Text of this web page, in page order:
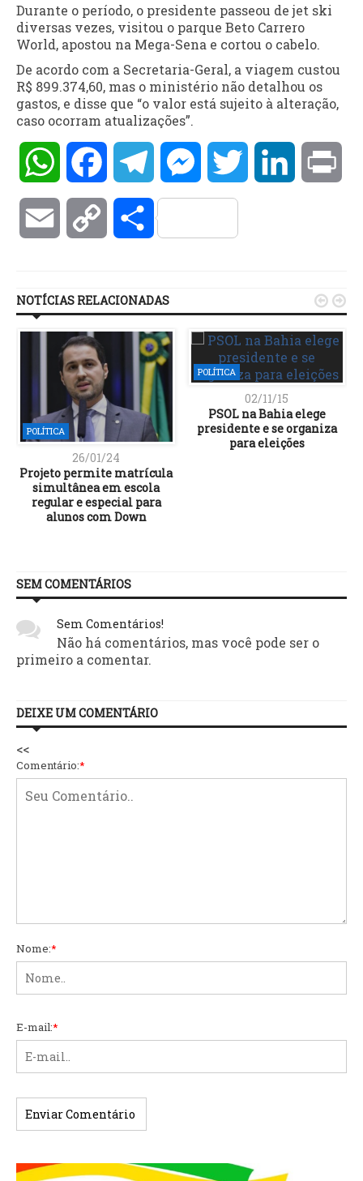
Durante o período, o presidente passeou de jet ski
diversas vezes, visitou o parque Beto Carrero
World, apostou na Mega-Sena e cortou o cabelo.
De acordo com a Secretaria-Geral, a viagem custou
R$ 899.374,60, mas o ministério não detalhou os
gastos, e disse que “o valor está sujeito à alteração,
caso ocorram atualizações”.
WhatsAppFacebookTelegramMessengerTwitter LinkedIn
Email Copy Compartilhar
NOTÍCIAS RELACIONADAS
POLÍTICA
26/01/24
Projeto permite matrícula
simultânea em escola
regular e especial para
alunos com Down
POLÍTICA
02/11/15
PSOL na Bahia elege
presidente e se organiza
para eleições
 
SEM COMENTÁRIOS
Sem Comentários!
Não há comentários, mas você pode ser o
primeiro a comentar.
DEIXE UM COMENTÁRIO
<<
Comentário:*
Nome:*
E-mail:*